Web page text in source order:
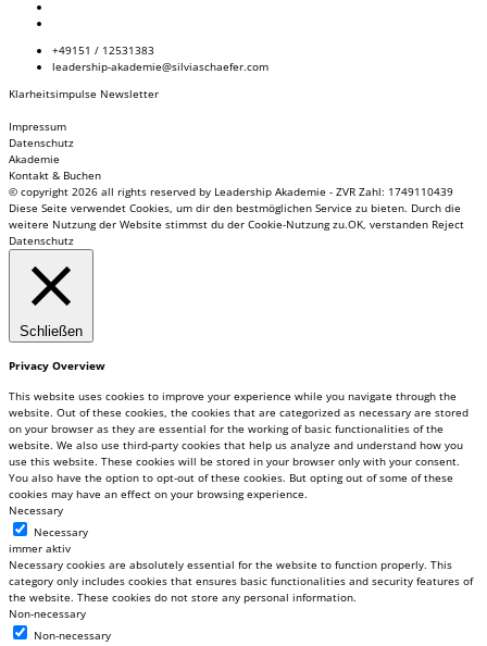
+49151 / 12531383
leadership-akademie@silviaschaefer.com
Klarheitsimpulse Newsletter
Impressum
Datenschutz
Akademie
Kontakt & Buchen
© copyright 2026 all rights reserved by Leadership Akademie - ZVR Zahl: 1749110439
Diese Seite verwendet Cookies, um dir den bestmöglichen Service zu bieten. Durch die
weitere Nutzung der Website stimmst du der Cookie-Nutzung zu.OK, verstanden Reject
Datenschutz
Schließen
Privacy Overview
This website uses cookies to improve your experience while you navigate through the
website. Out of these cookies, the cookies that are categorized as necessary are stored
on your browser as they are essential for the working of basic functionalities of the
website. We also use third-party cookies that help us analyze and understand how you
use this website. These cookies will be stored in your browser only with your consent.
You also have the option to opt-out of these cookies. But opting out of some of these
cookies may have an effect on your browsing experience.
Necessary
Necessary
immer aktiv
Necessary cookies are absolutely essential for the website to function properly. This
category only includes cookies that ensures basic functionalities and security features of
the website. These cookies do not store any personal information.
Non-necessary
Non-necessary